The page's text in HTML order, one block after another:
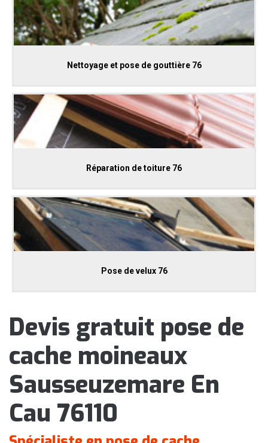
Nettoyage et pose de gouttière 76
Réparation de toiture 76
Pose de velux 76
Devis gratuit pose de
cache moineaux
Sausseuzemare En
Cau 76110